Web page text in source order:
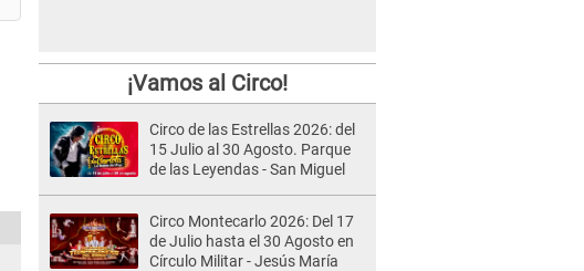
¡Vamos al Circo!
Circo de las Estrellas 2026: del
15 Julio al 30 Agosto. Parque
de las Leyendas - San Miguel
Circo Montecarlo 2026: Del 17
de Julio hasta el 30 Agosto en
Círculo Militar - Jesús María